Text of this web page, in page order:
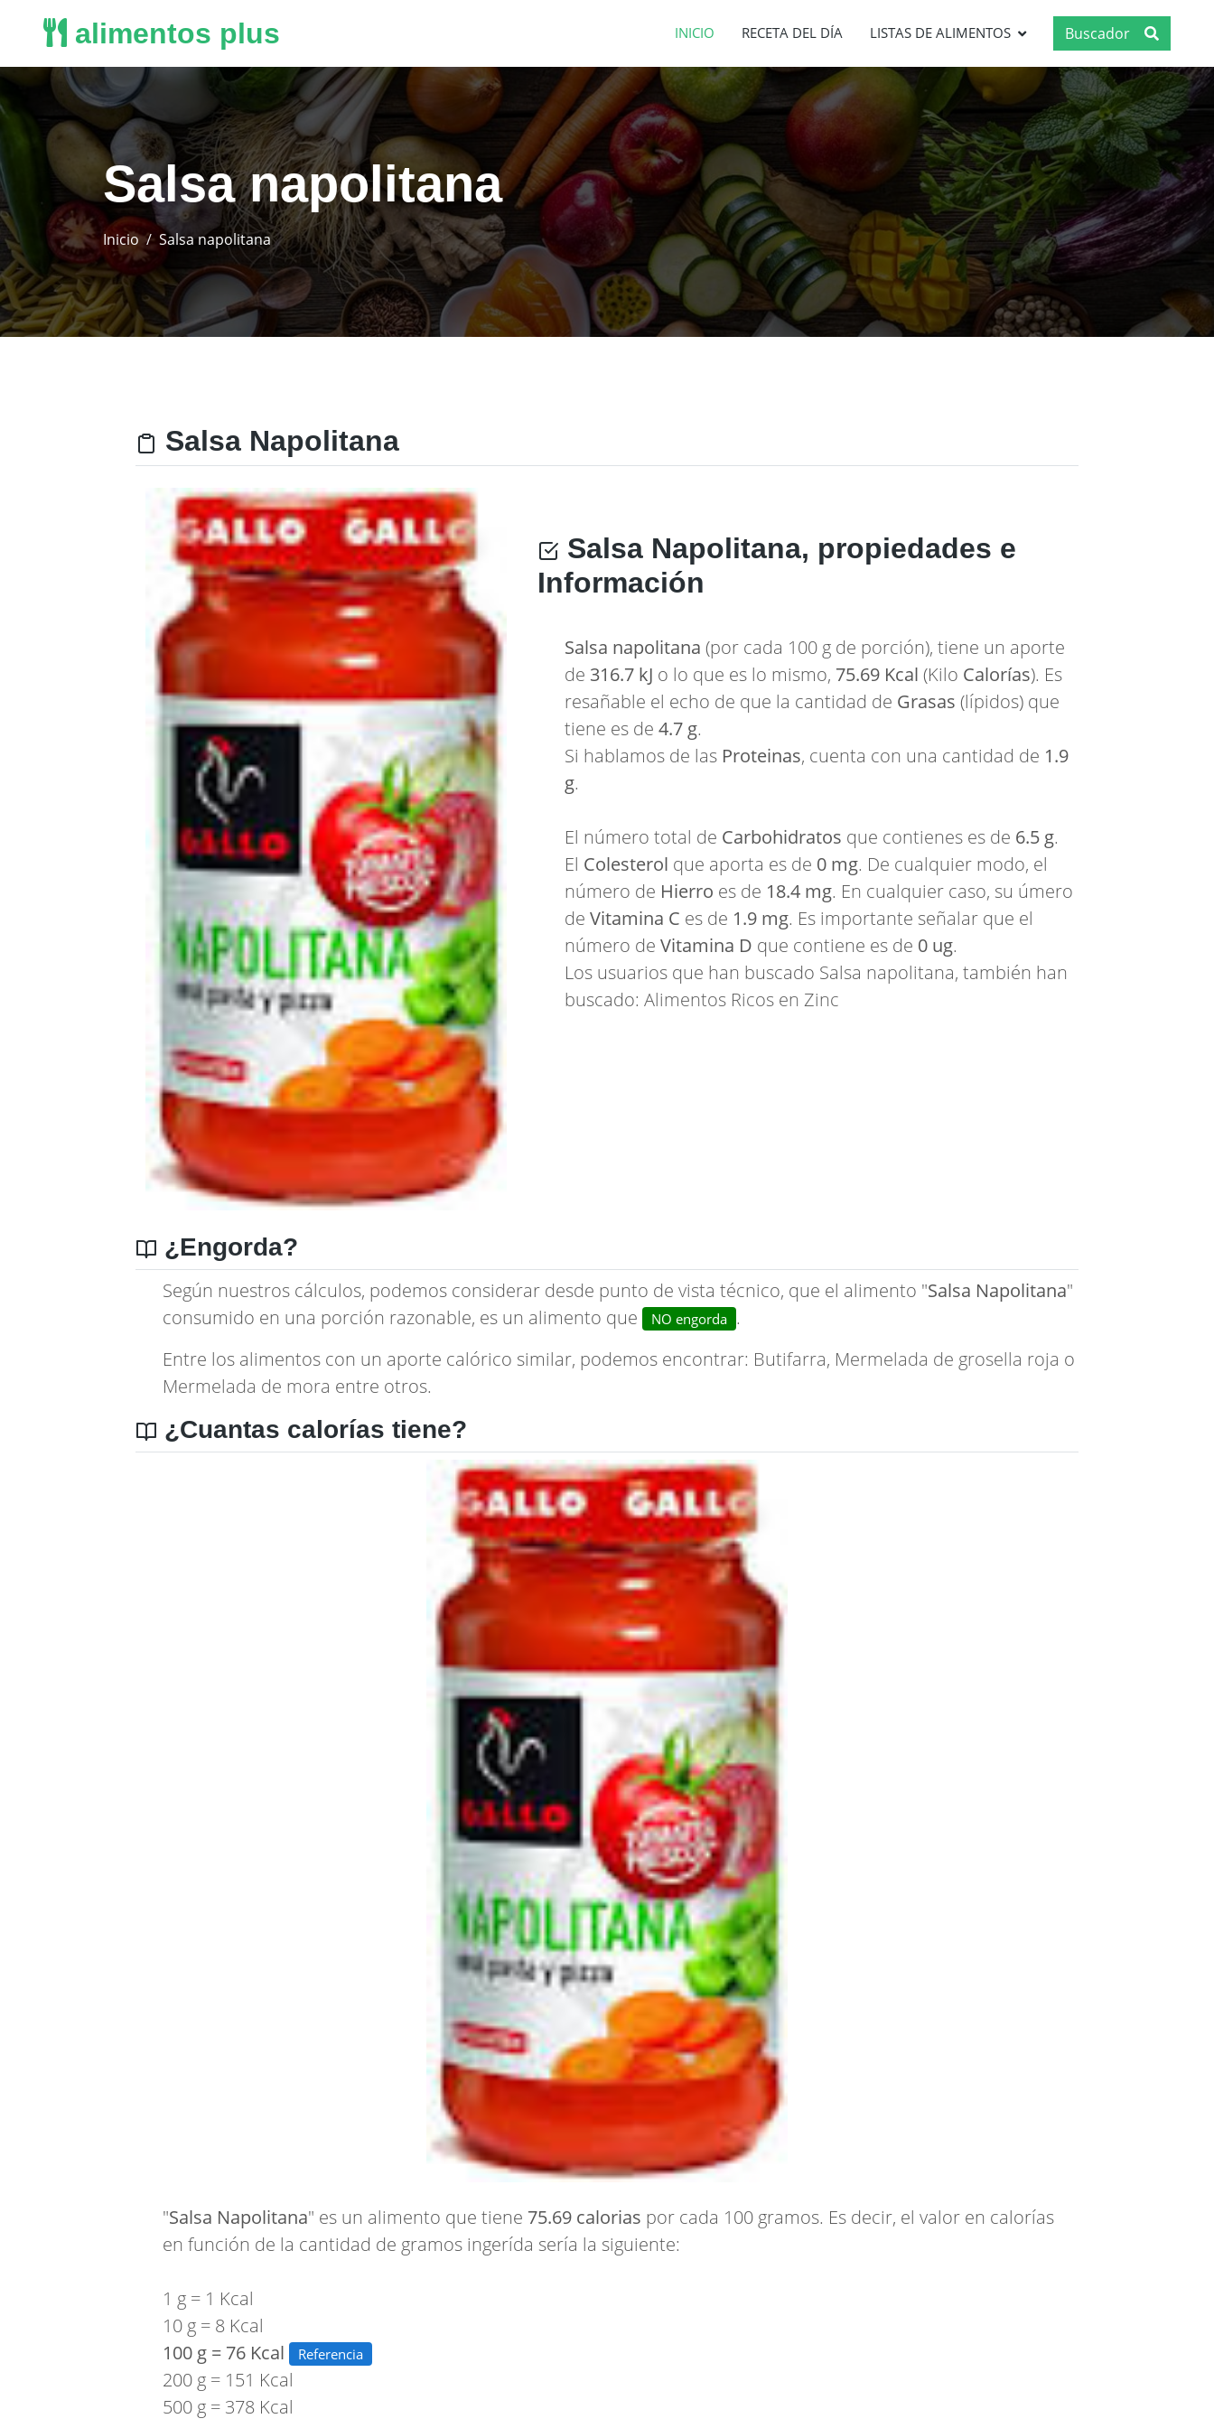
alimentos plus INICIO RECETA DEL DÍA LISTAS DE ALIMENTOS Buscador
Salsa napolitana
Inicio Salsa napolitana
Salsa Napolitana
Salsa Napolitana, propiedades e
Información
Salsa napolitana (por cada 100 g de porción), tiene un aporte
de 316.7 kJ o lo que es lo mismo, 75.69 Kcal (Kilo Calorías). Es
resañable el echo de que la cantidad de Grasas (lípidos) que
tiene es de 4.7 g.
Si hablamos de las Proteinas, cuenta con una cantidad de 1.9
g.
El número total de Carbohidratos que contienes es de 6.5 g.
El Colesterol que aporta es de 0 mg. De cualquier modo, el
número de Hierro es de 18.4 mg. En cualquier caso, su úmero
de Vitamina C es de 1.9 mg. Es importante señalar que el
número de Vitamina D que contiene es de 0 ug.
Los usuarios que han buscado Salsa napolitana, también han
buscado: Alimentos Ricos en Zinc
¿Engorda?
Según nuestros cálculos, podemos considerar desde punto de vista técnico, que el alimento "Salsa Napolitana"
consumido en una porción razonable, es un alimento que
NO engorda .
Entre los alimentos con un aporte calórico similar, podemos encontrar: Butifarra, Mermelada de grosella roja o
Mermelada de mora entre otros.
¿Cuantas calorías tiene?
"Salsa Napolitana" es un alimento que tiene 75.69 calorias por cada 100 gramos. Es decir, el valor en calorías
en función de la cantidad de gramos ingerída sería la siguiente:
1 g = 1 Kcal
10 g = 8 Kcal
100 g = 76 Kcal
Referencia
200 g = 151 Kcal
500 g = 378 Kcal